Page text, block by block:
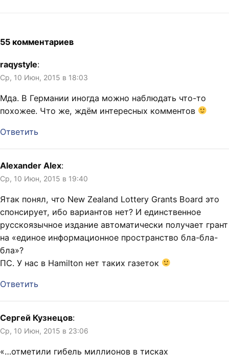
55 комментариев
raqystyle:
Ср, 10 Июн, 2015 в 18:03
Мда. В Германии иногда можно наблюдать что-то
похожее. Что же, ждём интересных комментов
Ответить
Alexander Alex:
Ср, 10 Июн, 2015 в 19:40
Ятак понял, что New Zealand Lottery Grants Board это
спонсирует, ибо вариантов нет? И единственное
русскоязычное издание автоматически получает грант
на «единое информационное пространство бла-бла-
бла»?
ПС. У нас в Hamilton нет таких газеток
Ответить
Сергей Кузнецов:
Ср, 10 Июн, 2015 в 23:06
«…отметили гибель миллионов в тисках